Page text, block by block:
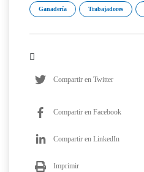
Ganadería Trabajadores
Compartir en Twitter
Compartir en Facebook
Compartir en LinkedIn
Imprimir